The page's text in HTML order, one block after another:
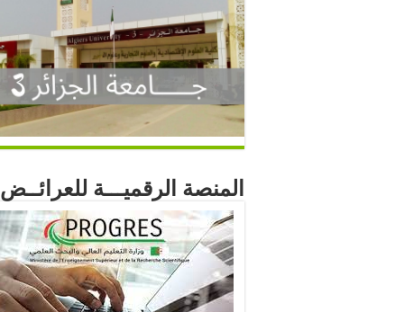
المنصة الرقميـــة للعرائــض